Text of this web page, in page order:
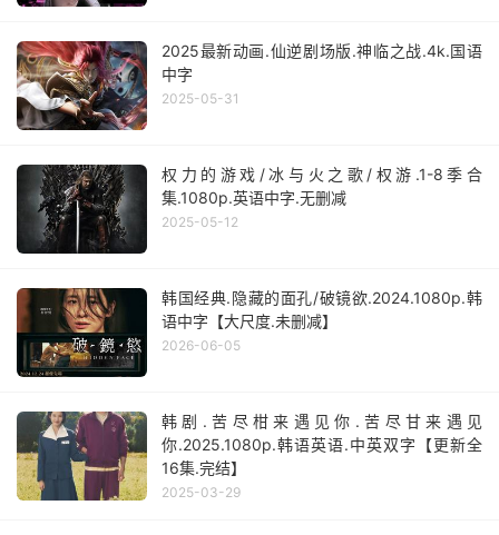
2025最新动画.仙逆剧场版.神临之战.4k.国语
中字
2025-05-31
权力的游戏/冰与火之歌/权游.1-8季合
集.1080p.英语中字.无删减
2025-05-12
韩国经典.隐藏的面孔/破镜欲.2024.1080p.韩
语中字【大尺度.未删减】
2026-06-05
韩剧.苦尽柑来遇见你.苦尽甘来遇见
你.2025.1080p.韩语英语.中英双字【更新全
16集.完结】
2025-03-29